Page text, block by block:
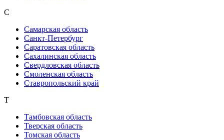
С
Самарская область
Санкт-Петербург
Саратовская область
Сахалинская область
Свердловская область
Смоленская область
Ставропольский край
Т
Тамбовская область
Тверская область
Томская область